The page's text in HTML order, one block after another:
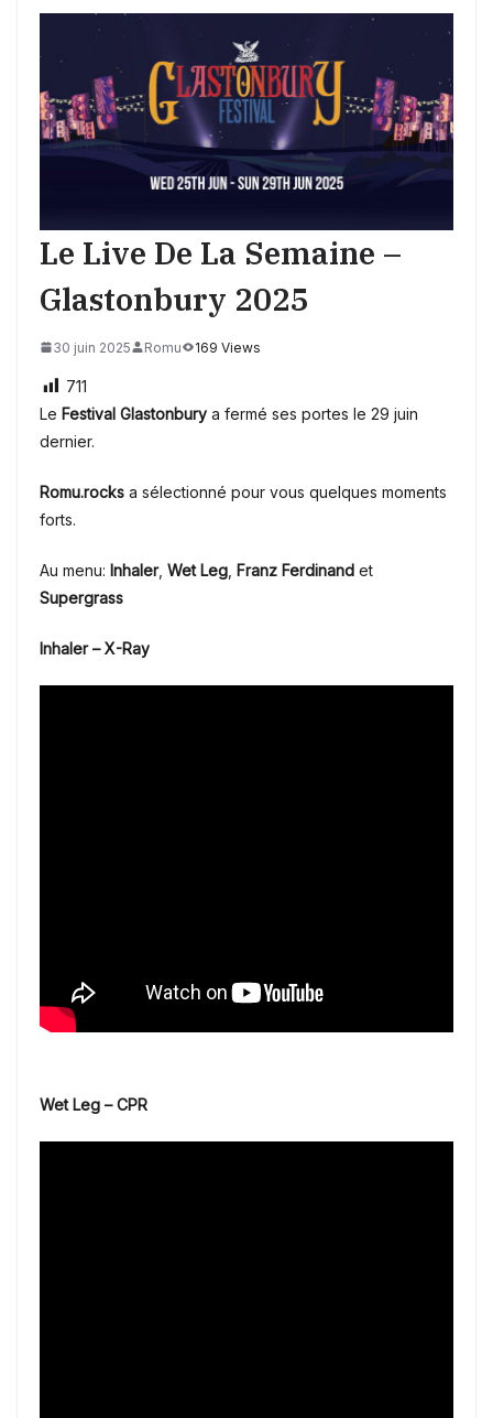
Le Live De La Semaine –
Glastonbury 2025
30 juin 2025 Romu 169 Views
711
Le Festival Glastonbury a fermé ses portes le 29 juin
dernier.
Romu.rocks a sélectionné pour vous quelques moments
forts.
Au menu: Inhaler, Wet Leg Franz Ferdinand et
Supergrass
Inhaler – X-Ray
Wet Leg – CPR